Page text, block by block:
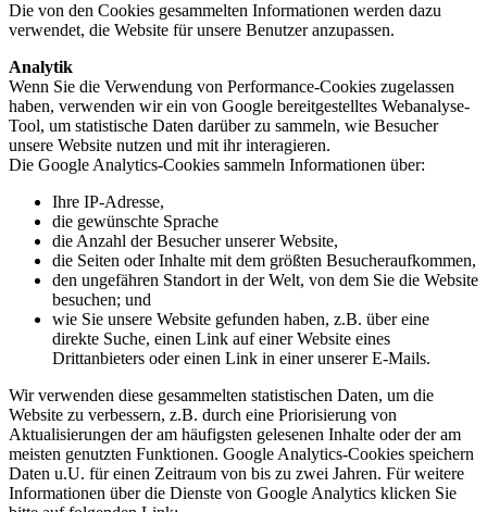
Die von den Cookies gesammelten Informationen werden dazu
verwendet, die Website für unsere Benutzer anzupassen.
Analytik
Wenn Sie die Verwendung von Performance-Cookies zugelassen
haben, verwenden wir ein von Google bereitgestelltes Webanalyse-
Tool, um statistische Daten darüber zu sammeln, wie Besucher
unsere Website nutzen und mit ihr interagieren.
Die Google Analytics-Cookies sammeln Informationen über:
Ihre IP-Adresse,
die gewünschte Sprache
die Anzahl der Besucher unserer Website,
die Seiten oder Inhalte mit dem größten Besucheraufkommen,
den ungefähren Standort in der Welt, von dem Sie die Website
besuchen; und
wie Sie unsere Website gefunden haben, z.B. über eine
direkte Suche, einen Link auf einer Website eines
Drittanbieters oder einen Link in einer unserer E-Mails.
Wir verwenden diese gesammelten statistischen Daten, um die
Website zu verbessern, z.B. durch eine Priorisierung von
Aktualisierungen der am häufigsten gelesenen Inhalte oder der am
meisten genutzten Funktionen. Google Analytics-Cookies speichern
Daten u.U. für einen Zeitraum von bis zu zwei Jahren. Für weitere
Informationen über die Dienste von Google Analytics klicken Sie